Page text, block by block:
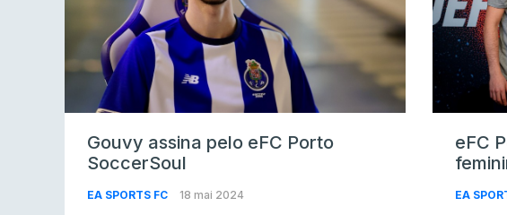
Gouvy assina pelo eFC Porto
SoccerSoul
EA SPORTS FC 18 mai 2024
eFC
EA